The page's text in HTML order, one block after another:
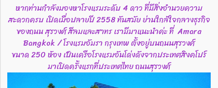
หากท่านกำลังมองหาโรงแรมระดับ 4 ดาว ที่มีสิ่งอำนวยความ
สะดวกครบ เปิดเมื่อปลายปี 2558 ทันสมัย ย่านใกล้ใจกลางธุรกิจ
ของถนน สุรวงศ์ สีลมและสาทร เรามีมาแนะนำค่ะ ที่ Amara
Bangkok / โรงแรมอัมรา กรุงเทพ ตั้งอยู่บนถนนสุรวงศ์
ขนาด 250 ห้อง เป็นเครือโรงแรมอันโด่งดังจากประเทศสิงคโปร์
มาเปิดครั้งแรกที่ประเทศไทย ถนนสุรวงศ์